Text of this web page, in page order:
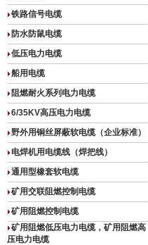
铁路信号电缆
防水防鼠电缆
低压电力电缆
船用电缆
阻燃耐火系列电力电缆
6/35KV高压电力电缆
野外用铜丝屏蔽软电缆（企业标准）
电焊机用电缆线（焊把线）
通用型橡套软电缆
矿用交联阻燃控制电缆
矿用阻燃控制电缆
矿用阻燃低压电力电缆，矿用阻燃高
压电力电缆